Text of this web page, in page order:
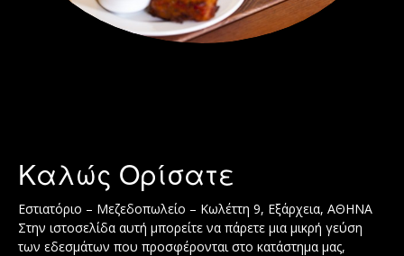
Καλώς Ορίσατε
Εστιατόριο – Μεζεδοπωλείο – Κωλέττη 9, Εξάρχεια, ΑΘΗΝΑ
Στην ιστοσελίδα αυτή μπορείτε να πάρετε μια μικρή γεύση
των εδεσμάτων που προσφέρονται στο κατάστημα μας,